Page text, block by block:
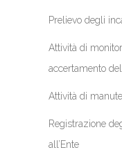
Prelievo degli
Attività di
accertamento
Attività di
Registrazione
all’Ente